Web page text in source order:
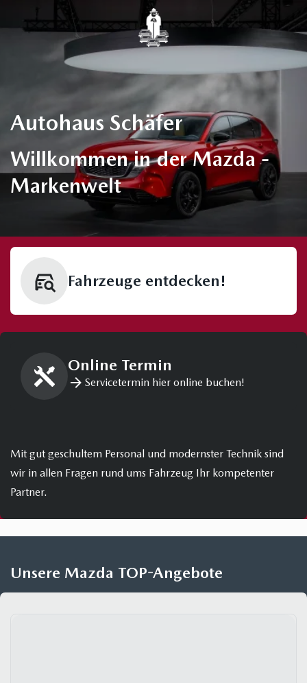
Autohaus Schäfer
Willkommen in der Mazda -
Markenwelt
Fahrzeuge entdecken!
Online Termin
Servicetermin hier online buchen!
Mit gut geschultem Personal und modernster Technik sind
wir in allen Fragen rund ums Fahrzeug Ihr kompetenter
Partner.
Unsere Mazda TOP-Angebote